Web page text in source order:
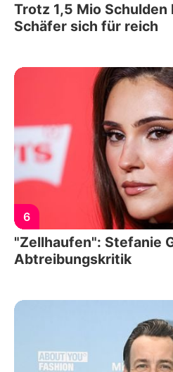
Trotz 1,5 Mio Schulden
Schäfer sich für reich
6
"Zellhaufen": Stefanie
Abtreibungskritik